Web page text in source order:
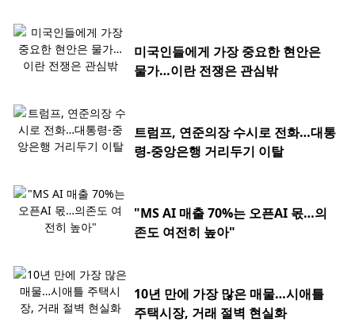
미국인들에게 가장 중요한 현안은
물가…이란 전쟁은 관심밖
트럼프, 연준의장 수시로 전화…대통
령-중앙은행 거리두기 이탈
"MS AI 매출 70%는 오픈AI 몫…의
존도 여전히 높아"
10년 만에 가장 많은 매물…시애틀
주택시장, 거래 절벽 현실화